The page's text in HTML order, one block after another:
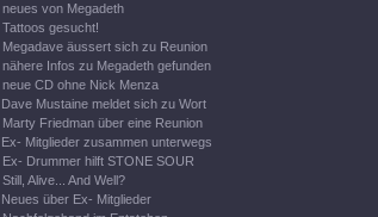
neues von Megadeth
Tattoos gesucht!
Megadave äussert sich zu Reunion
nähere Infos zu Megadeth gefunden
neue CD ohne Nick Menza
Dave Mustaine meldet sich zu Wort
Marty Friedman über eine Reunion
Ex- Mitglieder zusammen unterwegs
Ex- Drummer hilft STONE SOUR
Still, Alive... And Well?
Neues über Ex- Mitglieder